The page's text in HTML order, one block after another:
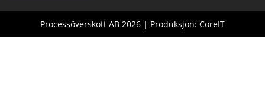
Processöverskott AB 2026 | Produksjon: CoreIT